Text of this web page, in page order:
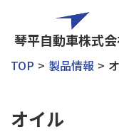
琴平自動車株式
TOP 製品情報
オイル